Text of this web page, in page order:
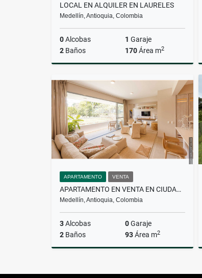
LOCAL EN ALQUILER EN LAURELES
Medellín, Antioquia, Colombia
0Alcobas 1 Garaje
2 Baños 170Área m2
Alquiler
APARTAMENTO VENTA
APARTAMENTO EN VENTA EN CIUDAD DEL RIO
Medellín, Antioquia, Colombia
3Alcobas 0Garaje
2 Baños 93Área m2
$927.000.000